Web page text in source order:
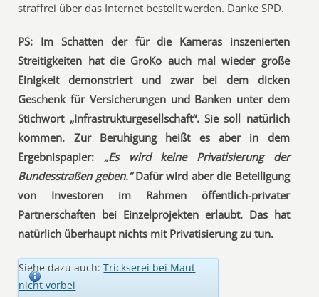
straffrei über das Internet bestellt werden. Danke SPD.
PS: Im Schatten der für die Kameras inszenierten
Streitigkeiten hat die GroKo auch mal wieder große
Einigkeit demonstriert und zwar bei dem dicken
Geschenk für Versicherungen und Banken unter dem
Stichwort „Infrastrukturgesellschaft“. Sie soll natürlich
kommen. Zur Beruhigung heißt es aber in dem
Ergebnispapier: „Es wird keine Privatisierung der
Bundesstraßen geben.“Dafür wird aber die Beteiligung
von Investoren im Rahmen öffentlich-privater
Partnerschaften bei Einzelprojekten erlaubt. Das hat
natürlich überhaupt nichts mit Privatisierung zu tun.
Siehe dazu auch:Trickserei bei Maut
nicht vorbei